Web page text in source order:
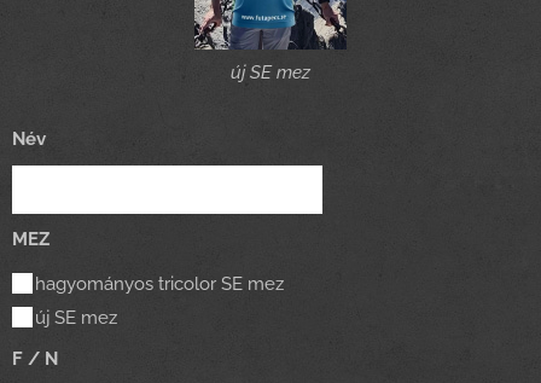
új SE mez
Név
MEZ
hagyományos tricolor SE mez
új SE mez
F / N